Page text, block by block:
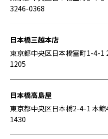
3246-0368
日本橋三越本店
東京都中央区日本橋室町1-4-1
1205
日本橋高島屋
東京都中央区日本橋2-4-1 本館
1430